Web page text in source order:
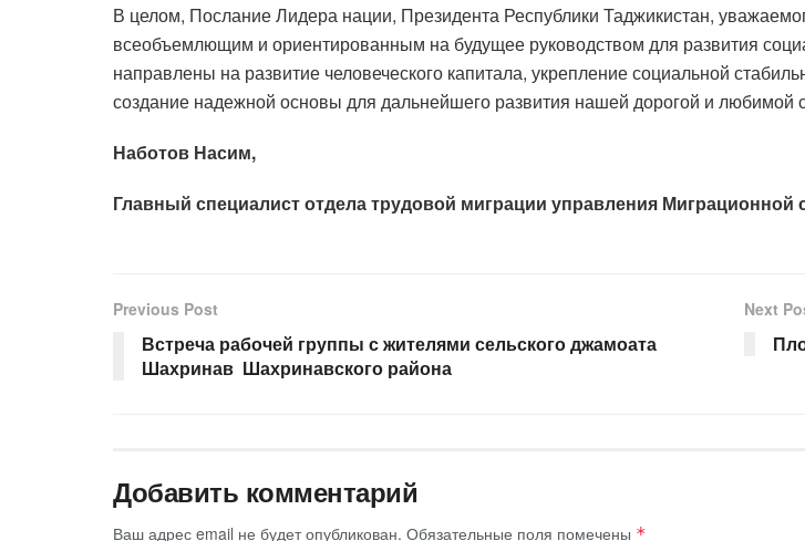
В целом, Послание Лидера нации, Президента Республики Таджикистан,
всеобъемлющим и ориентированным на будущее руководством для развития
направлены на развитие человеческого капитала, укрепление социальной
создание надежной основы для дальнейшего развития нашей дорогой и любимой
Наботов Насим,
Главный специалист отдела трудовой миграции управления
Previous Post
Встреча рабочей группы с жителями сельского джамоата
Шахринав Шахринавского района
Next
Добавить комментарий
Ваш адрес email не будет опубликован. Обязательные поля помечены *